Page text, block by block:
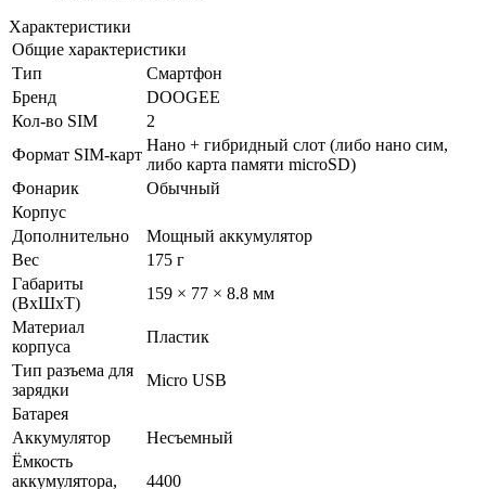
Характеристики
Общие характеристики
Тип
Смартфон
Бренд
DOOGEE
Кол-во SIM
2
Формат SIM-карт
Нано + гибридный слот (либо нано сим,
либо карта памяти microSD)
Фонарик
Обычный
Корпус
Дополнительно
Мощный аккумулятор
Вес
175 г
Габариты
(ВxШxТ)
159 × 77 × 8.8 мм
Материал
корпуса
Пластик
Тип разъема для
зарядки
Micro USB
Батарея
Аккумулятор
Несъемный
Ёмкость
аккумулятора,
4400